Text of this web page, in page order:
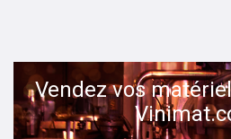
Vendez vos